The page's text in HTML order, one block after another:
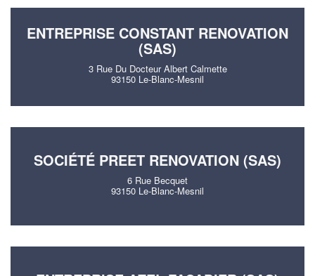
ENTREPRISE CONSTANT RENOVATION
(SAS)
3 Rue Du Docteur Albert Calmette
93150 Le-Blanc-Mesnil
SOCIÉTÉ PREET RENOVATION (SAS)
6 Rue Becquet
93150 Le-Blanc-Mesnil